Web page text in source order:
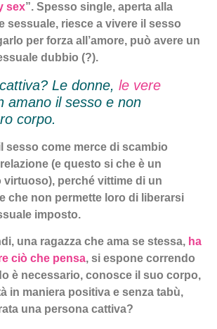
sex”. Spesso single, aperta alla
sessuale, riesce a vivere il sesso
per forza all’amore, può avere un
dubbio (?).
Le donne, le vere
amano il sesso e non
corpo.
sesso come merce di scambio
(e questo si che è un
perché vittime di un
che non permette loro di liberarsi
imposto.
una ragazza che ama se stessa, ha
ciò che pensa, si espone correndo
è necessario, conosce il suo corpo,
in maniera positiva e senza tabù,
una persona cattiva?